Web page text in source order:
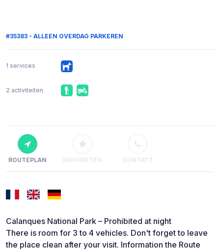
#35383 - ALLEEN OVERDAG PARKEREN
1 services
2 activiteiten
ROUTEPLAN FAVORIETEN CONTACT
Calanques National Park – Prohibited at night
There is room for 3 to 4 vehicles. Don't forget to leave
the place clean after your visit. Information the Route